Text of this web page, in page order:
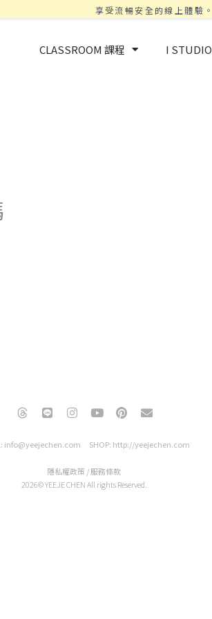
享受流暢安全的線上體驗。
CLASSROOM 課程 I STUDIO
T
h
e
s
L
i
e
I
n
t
g
r
a
Y
o
t
b
e
P
i
t
r
e
s
E
n
e
e
info@yeejechen.com SHOP: http://yeejechen.com
隱私權政策/服務條款
2026© YEEJE CHEN All rights Reserved.